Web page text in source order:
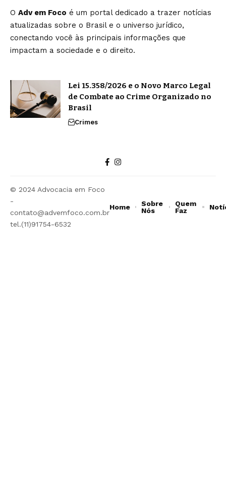
O Adv em Foco é um portal dedicado a trazer notícias
atualizadas sobre o Brasil e o universo jurídico,
conectando você às principais informações que
impactam a sociedade e o direito.
Lei 15.358/2026 e o Novo Marco Legal
de Combate ao Crime Organizado no
Brasil
Crimes
© 2024 Advocacia em Foco
-
contato@advemfoco.com.br
tel.(11)91754-6532
Home
Sobre
Nós
Quem
Faz